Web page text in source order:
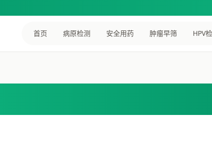
首页 病原检测 安全用药 肿瘤早筛 HPV